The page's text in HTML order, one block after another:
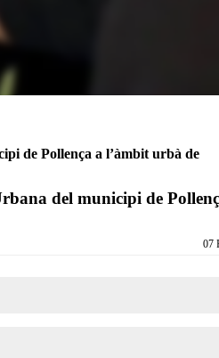
de Pollença a l’àmbit urbà de
del municipi de
07